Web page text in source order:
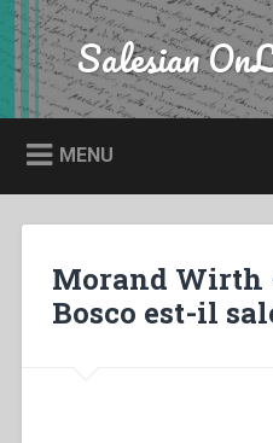
Skip
to
content
Search Salesian
MENU
Morand Wirth
Bosco est-il